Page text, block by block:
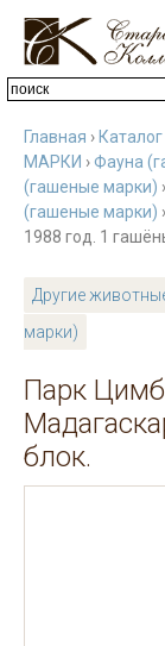
Главная › Каталог
МАРКИ ›Фауна
(гашеные марки) ›
(гашеные марки)
1988 год. 1
Другие
марки)
Парк
блок.